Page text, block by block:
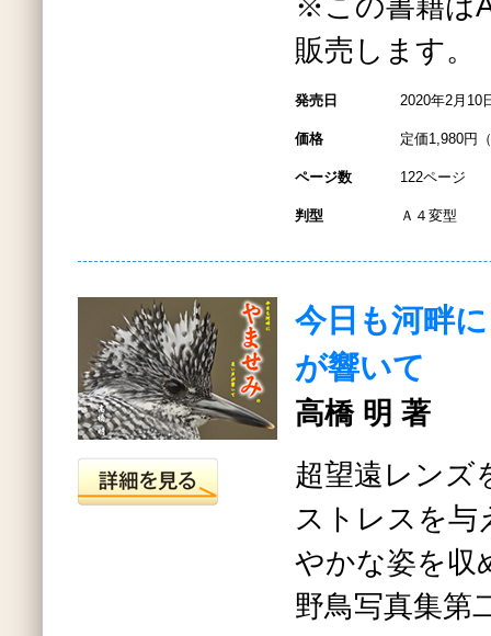
※この書籍は
販売します。
発売日 2020年2月10
価格 定価1,980円
ページ数 122ページ
判型 Ａ４変型
今日も河畔
が響いて
高橋 明 著
超望遠レンズ
ストレスを与
やかな姿を収
野鳥写真集第